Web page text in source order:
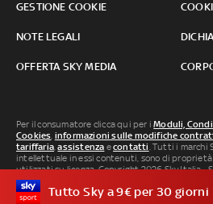
GESTIONE COOKIE
NOTE LEGALI
OFFERTA SKY MEDIA
Per il consumatore clicca qui per iModuli,
Cookies, informazioni sulle modifiche
tariffaria,assistenza econtatti. Tutti i marchi
intellettuale in essi contenuti, sono di proprietà
utilizzati su licenza. Copyright 2026 Sky Italia -
20138 Milano P.IVA 04619241005. SkyTG24:
3035-1545.Segnalazione Abusi
Tutto Sky a 9€ per 30 giorni